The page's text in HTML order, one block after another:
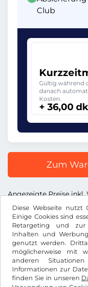
Diese Webseite nutzt
Einige Cookies sind
Retargeting und zur
Inhalten und
genutzt werden.
möglicherweise mit
anderen
Informationen zur
finden Sie in unseren
Club
Gültig während
danach
Kosten.
+ 36,00
Zum
Angezeigte Preise
Dienstleistungsentgelt
dkr.DKK
Facebook